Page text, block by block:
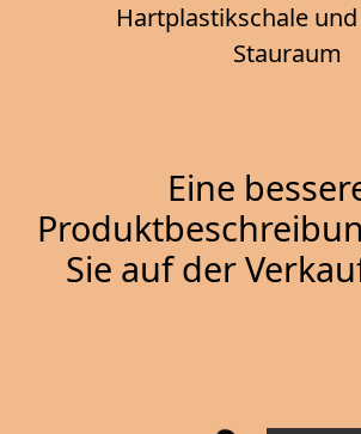
Hartplastikschale
Stauraum
Eine
Sie auf der